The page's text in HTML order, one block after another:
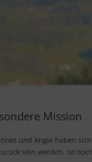
Mission
und Angie haben
sein werden, ist